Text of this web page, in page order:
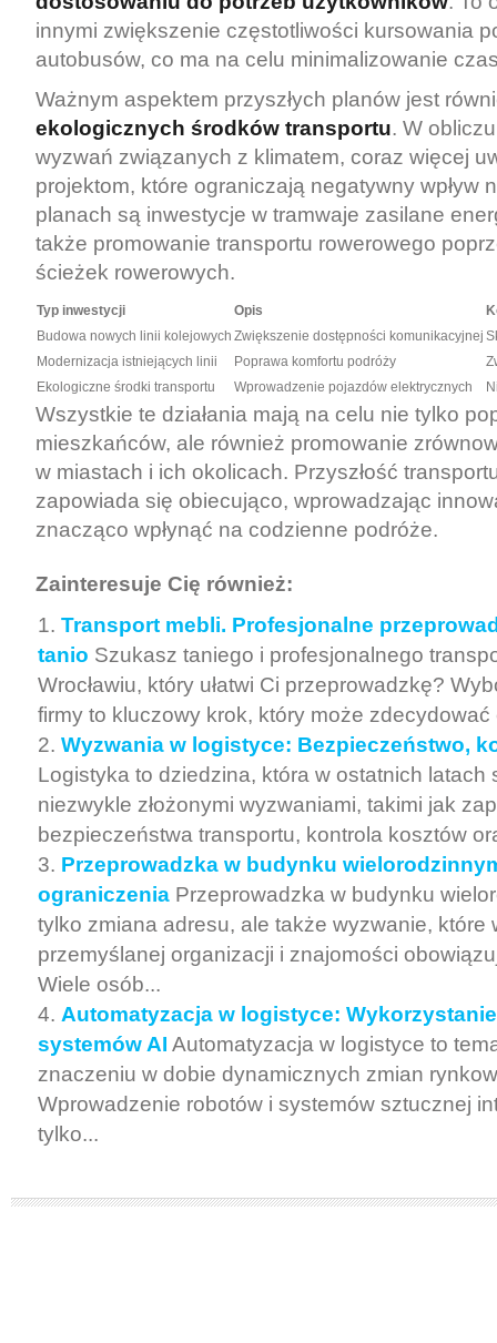
innymi zwiększenie częstotliwości kursowania
autobusów, co ma na celu minimalizowanie
Ważnym aspektem przyszłych planów jest
ekologicznych środków transportu. W
wyzwań związanych z klimatem, coraz więcej
projektom, które ograniczają negatywny wpływ
planach są inwestycje w tramwaje zasilane
także promowanie transportu rowerowego
ścieżek rowerowych.
Typ inwestycji Opis
Budowa nowych linii kolejowych Zwiększenie dostępności komunikacyjnej
Modernizacja istniejących linii
Poprawa komfortu podróży
Ekologiczne środki transportu
Wprowadzenie pojazdów elektrycznych
Wszystkie te działania mają na celu nie tylko
mieszkańców, ale również promowanie
w miastach i ich okolicach. Przyszłość
zapowiada się obiecująco, wprowadzając
znacząco wpłynąć na codzienne podróże.
Zainteresuje Cię również:
Transport mebli. Profesjonalne
tanio Szukasz taniego i profesjonalnego
Wrocławiu, który ułatwi Ci przeprowadzkę?
firmy to kluczowy krok, który może zdecydować
Wyzwania w logistyce: Bezpieczeństwo,
Logistyka to dziedzina, która w ostatnich latach
niezwykle złożonymi wyzwaniami, takimi jak
bezpieczeństwa transportu, kontrola kosztów
Przeprowadzka w budynku
ograniczenia Przeprowadzka w budynku
tylko zmiana adresu, ale także wyzwanie, które
przemyślanej organizacji i znajomości
Wiele osób...
Automatyzacja w logistyce:
systemów AI Automatyzacja w logistyce to
znaczeniu w dobie dynamicznych zmian
Wprowadzenie robotów i systemów sztucznej
tylko...